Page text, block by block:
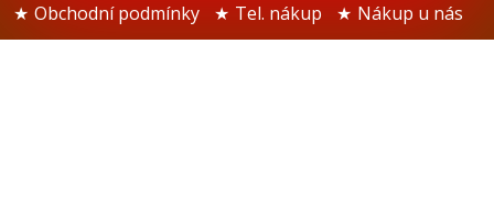
Obchodní podmínky
Tel. nákup Nákup u nás